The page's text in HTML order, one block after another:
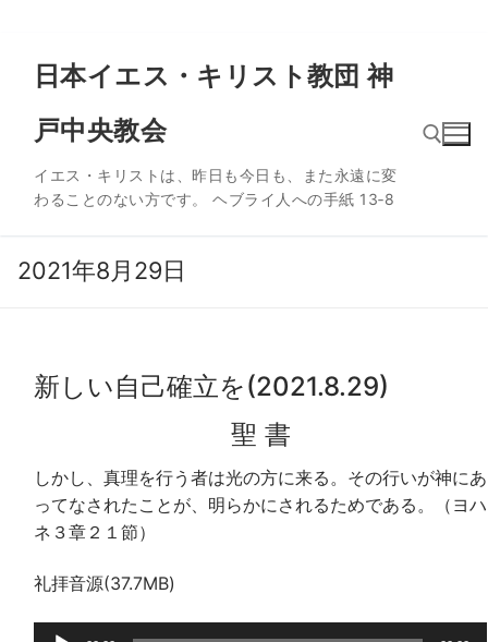
日本イエス・キリスト教団 神
戸中央教会
イエス・キリストは、昨日も今日も、また永遠に変
わることのない方です。 ヘブライ人への手紙 13‐8
2021年8月29日
新しい自己確立を(2021.8.29)
聖 書
しかし、真理を行う者は光の方に来る。その行いが神にあ
ってなされたことが、明らかにされるためである。（ヨハ
ネ３章２１節）
礼拝音源(37.7MB)